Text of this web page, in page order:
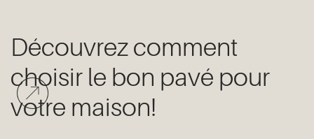
Découvrez comment
choisir le bon pavé pour
votre maison!